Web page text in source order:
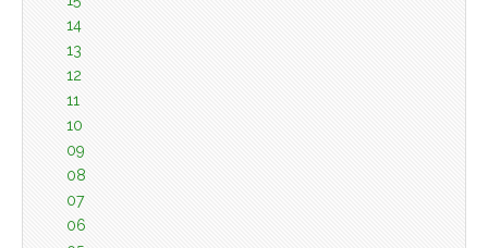
14
13
12
11
10
09
08
07
06